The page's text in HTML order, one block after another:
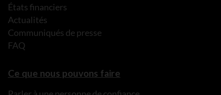
États financiers
Actualités
Communiqués de presse
FAQ
Ce que nous pouvons faire